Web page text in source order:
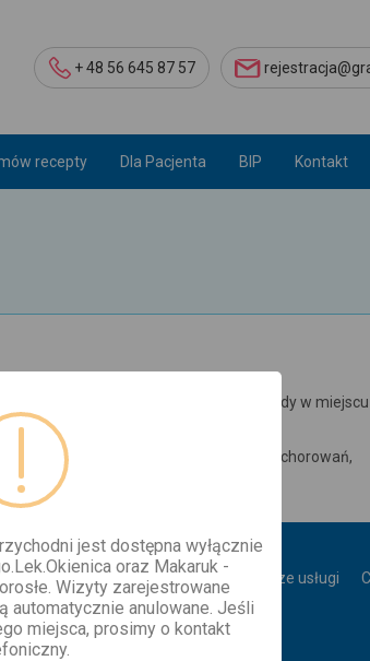
+ 48 56 645 87 57
recepty Dla Pacjenta BIP Kontakt
zdrowia i niemożności uzyskania porady w
ostrych schorzeń lub nagłych zachorowań,
chorób przewlekłych
O nas Zespół Wyniki Online Nasze usługi
BIP Kontakt
jest dostępna wyłącznie
oraz Makaruk -
Wizyty zarejestrowane
automatycznie anulowane. Jeśli
miejsca, prosimy o kontakt